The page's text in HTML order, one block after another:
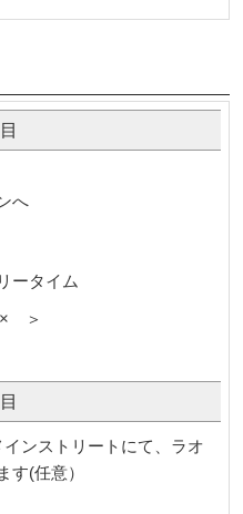
へ
ータイム
＞
ンストリートにて、ラオ
す(任意）